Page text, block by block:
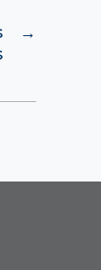
→